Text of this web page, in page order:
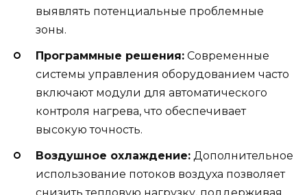
выявлять потенциальные проблемные
зоны.
Программные решения: Современные
системы управления оборудованием часто
включают модули для автоматического
контроля нагрева, что обеспечивает
высокую точность.
Воздушное охлаждение: Дополнительное
использование потоков воздуха позволяет